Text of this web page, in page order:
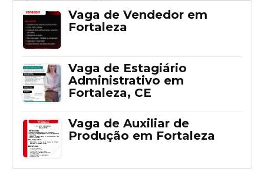
Vaga de Vendedor em
Fortaleza
Vaga de Estagiário
Administrativo em
Fortaleza, CE
Vaga de Auxiliar de
Produção em Fortaleza